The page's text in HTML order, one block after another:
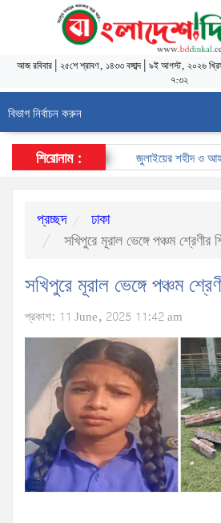
আজরবিবার ২৫শে শ্রাবণ, ১৪৩৩ বঙ্গাব্দ| ৯ই আগস্ট, ২০২৬
৭:৩২
বিভাগ নির্বাচন করুন
শিরোনাম : জুলাইয়ের শহীদ ও
প্রচ্ছদ
ঢাকা
সখিপুরে মূরাল ভেঙ্গে পঞ্চম শ্রেণীর
সখিপুরে মূরাল ভেঙ্গে পঞ্চম
প্রকাশ: 11 June, 2025 11:42 am